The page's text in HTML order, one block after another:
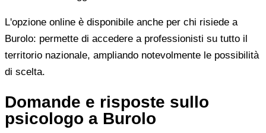
L'opzione online è disponibile anche per chi risiede a
Burolo: permette di accedere a professionisti su tutto il
territorio nazionale, ampliando notevolmente le possibilità
di scelta.
Domande e risposte sullo
psicologo a Burolo